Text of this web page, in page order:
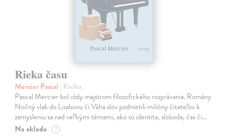
Rieka času
Mercier Pascal | Kniha
Pascal Mercier bol vždy majstrom filozofického rozprávania. Romány
Nočný vlak do Lisabonu či Váha slov podnietili milióny čitateľov k
zamysleniu sa nad veľkými témami, ako sú identita, sloboda, čas či…
Na sklade ?